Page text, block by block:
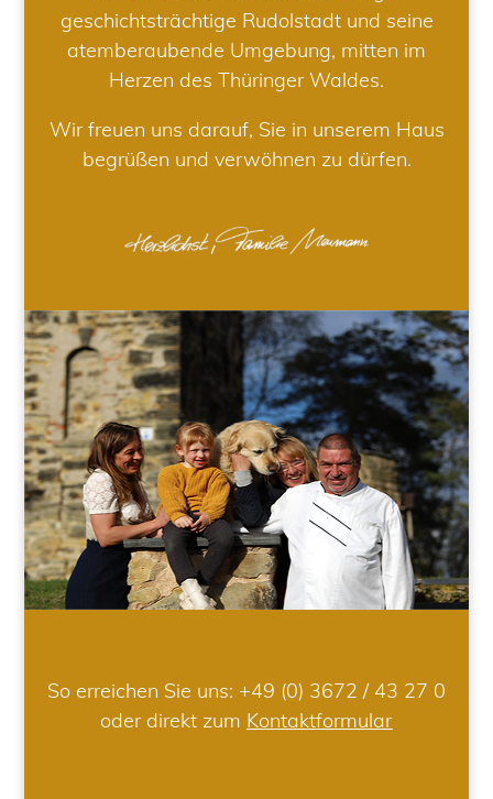
geschichtsträchtige Rudolstadt und seine
atemberaubende Umgebung, mitten im
Herzen des Thüringer Waldes.
Wir freuen uns darauf, Sie in unserem Haus
begrüßen und verwöhnen zu dürfen.
So erreichen Sie uns: +49 (0) 3672 / 43 27 0
oder direkt zum Kontaktformular